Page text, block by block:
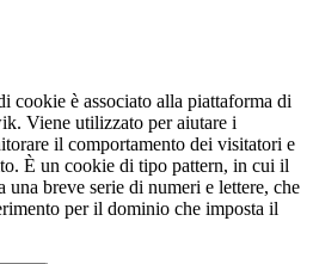
cookie è associato alla piattaforma di
Viene utilizzato per aiutare i
il comportamento dei visitatori e
È un cookie di tipo pattern, in cui il
una breve serie di numeri e lettere, che
per il dominio che imposta il